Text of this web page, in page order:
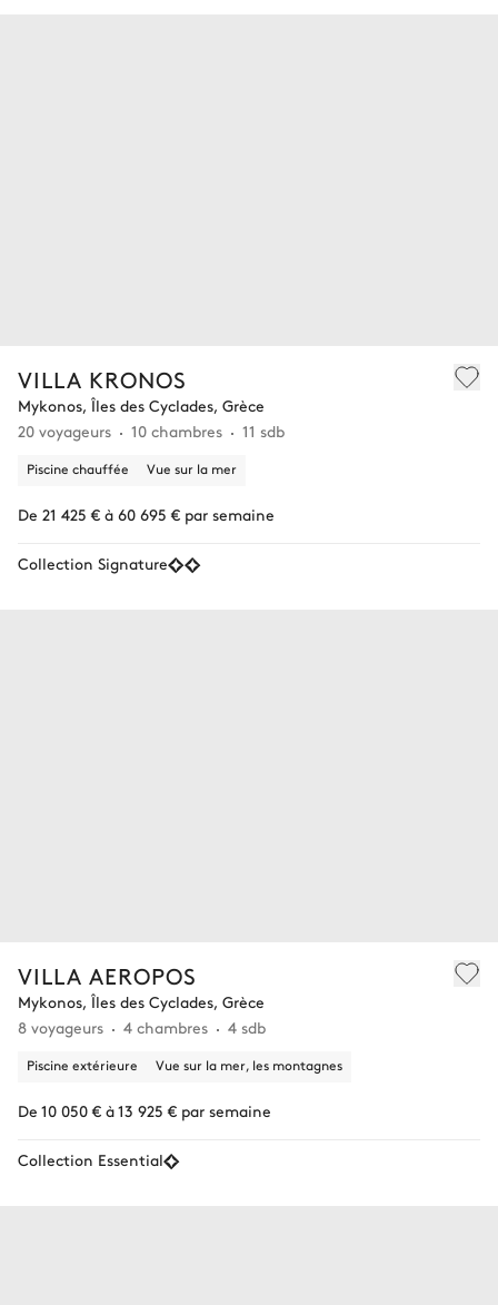
VILLA KRONOS
Mykonos, Îles des Cyclades, Grèce
20 voyageurs
10 chambres 11 sdb
Piscine chauffée Vue sur la mer
De 21 425 € à 60 695 € par semaine
Collection Signature
VILLA AEROPOS
Mykonos, Îles des Cyclades, Grèce
8 voyageurs
4 chambres 4 sdb
Piscine extérieure Vue sur la mer, les montagnes
De 10 050 € à 13 925 € par semaine
Collection Essential